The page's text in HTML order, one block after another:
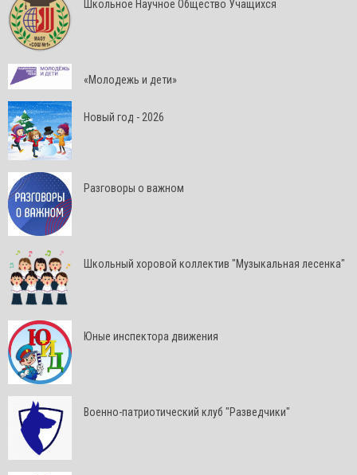
Школьное Научное Общество Учащихся
«Молодежь и дети»
Новый год - 2026
Разговоры о важном
Школьный хоровой коллектив "Музыкальная лесенка"
Юные инспектора движения
Военно-патриотический клуб "Разведчики"